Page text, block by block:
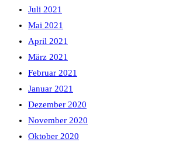
Juli 2021
Mai 2021
April 2021
März 2021
Februar 2021
Januar 2021
Dezember 2020
November 2020
Oktober 2020